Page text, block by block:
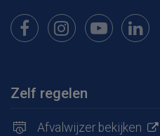
Bekijk onze pagina op
Bekijk onze pagina
Bekijk onze
Zelf regelen
Afvalwijzer bekijken